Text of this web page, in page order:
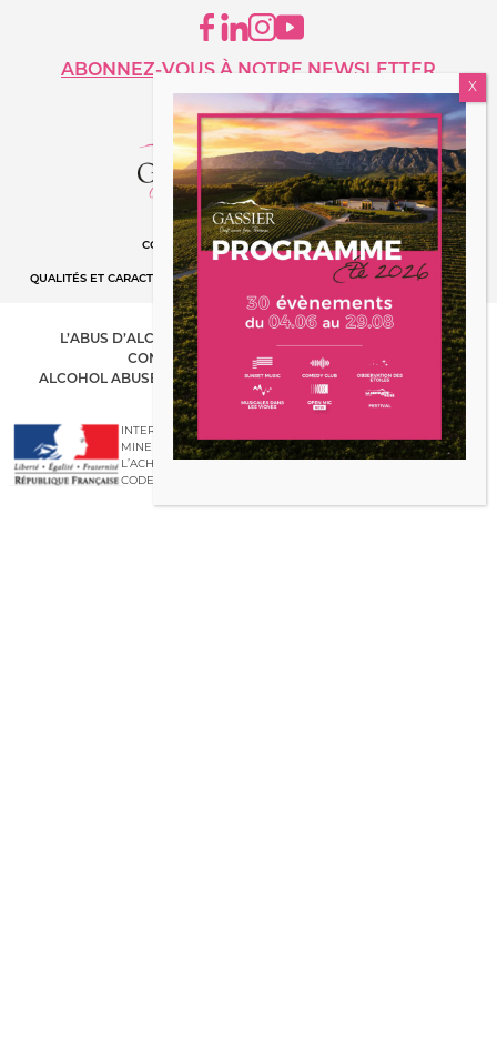
ABONNEZ-VOUS À NOTRE NEWSLETTER
ESPACE PRESSE
MENTIONS LÉGALES
CONDITIONS GÉNÉRALES DE VENTES
GESTION DES COOKIES
QUALITÉS ET CARACTÉRISTIQUES ENVIRONNEMENTALES DES EMBALLAGES
L’ABUS D’ALCOOL EST DANGEREUX POUR LA SANTÉ. À
CONSOMMER AVEC MODÉRATION.
ALCOHOL ABUSE IS DANGEROUS FOR YOUR HEALTH. DRINK
RESPONSIBLY.
INTERDICTION DE VENTE DE BOISSONS ALCOOLIQUES AUX
MINEURS DE MOINS DE 18 ANS. LA PREUVE DE MAJORITÉ DE
L’ACHETEUR EST EXIGÉE AU MOMENT DE LA VENTE EN LIGNE
CODE DE LA SANTÉ PUBLIQUE.ART L.3342-1 ET L.3353-3